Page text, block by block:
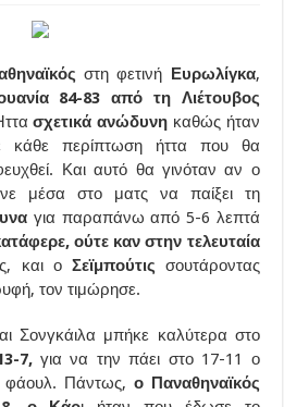
στη φετινή Ευρωλίγκα,
84-83 από τη Λιέτουβος
σχετικά ανώδυνη καθώς ήταν
κάθε περίπτωση ήττα που θα
Και αυτό θα γινόταν αν ο
μέσα στο ματς να παίξει τη
για παραπάνω από 5-6 λεπτά
ούτε καν στην τελευταία
και ο Σεϊμπούτις σουτάροντας
τον τιμώρησε.
Σονγκάιλα μπήκε καλύτερα στο
7,για να την πάει στο 17-11 ο
φάουλ. Πάντως, ο Παναθηναϊκός